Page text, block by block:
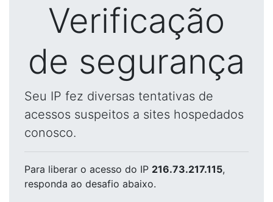
Verificação
de segurança
Seu IP fez diversas tentativas de
acessos suspeitos a sites hospedados
conosco.
Para liberar o acesso do IP 216.73.217.115,
responda ao desafio abaixo.